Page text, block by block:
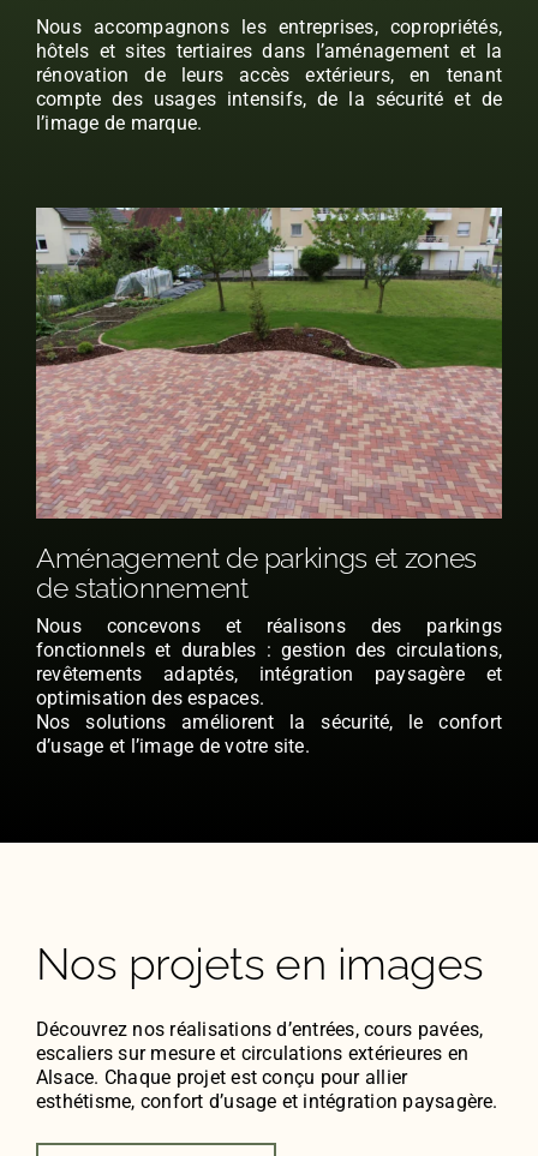
Nous accompagnons les entreprises, copropriétés,
hôtels et sites tertiaires dans l’aménagement et la
rénovation de leurs accès extérieurs, en tenant
compte des usages intensifs, de la sécurité et de
l’image de marque.
Aménagement de parkings et zones
de stationnement
Nous concevons et réalisons des parkings
fonctionnels et durables : gestion des circulations,
revêtements adaptés, intégration paysagère et
optimisation des espaces.
Nos solutions améliorent la sécurité, le confort
d’usage et l’image de votre site.
Nos projets en images
Découvrez nos réalisations d’entrées, cours pavées,
escaliers sur mesure et circulations extérieures en
Alsace. Chaque projet est conçu pour allier
esthétisme, confort d’usage et intégration paysagère.